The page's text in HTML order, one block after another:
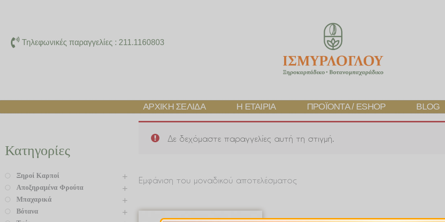
περιεχόμενο
Τηλεφωνικές παραγγελίες : 211.1160803
ΑΡΧΙΚΉ ΣΕΛΊΔΑ Η ΕΤΑΙΡΊΑ ΠΡΟΪΌΝΤΑ / ESHOP BLOG
Κατηγορίες
Ξηροί Καρποί
Αποξηραμένα Φρούτα
Μπαχαρικά
Βότανα
Δε δεχόμαστε παραγγελίες αυτή τη στιγμή.
Εμφάνιση του μοναδικού αποτελέσματος